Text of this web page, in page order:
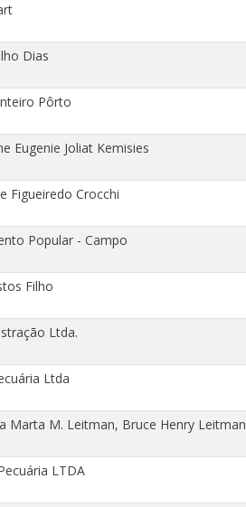
Dias
Pôrto
Eugenie Joliat Kemisies
Figueiredo Crocchi
Popular - Campo
Filho
Ltda.
Ltda
Marta M. Leitman, Bruce Henry Leitman
LTDA